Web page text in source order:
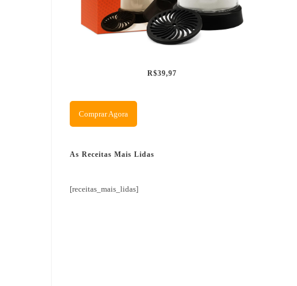
R$39,97
Comprar Agora
As Receitas Mais Lidas
[receitas_mais_lidas]